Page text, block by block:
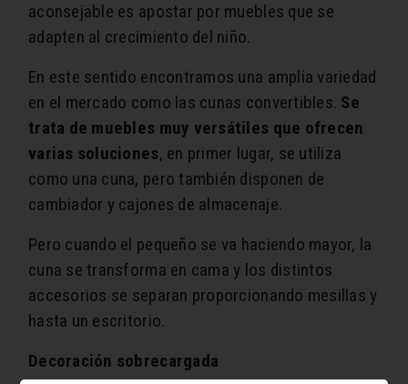
aconsejable es apostar por muebles que se
adapten al crecimiento del niño.
En este sentido encontramos una amplia variedad
en el mercado como las cunas convertibles. Se
trata de muebles muy versátiles que ofrecen
varias soluciones, en primer lugar, se utiliza
como una cuna, pero también disponen de
cambiador y cajones de almacenaje.
Pero cuando el pequeño se va haciendo mayor, la
cuna se transforma en cama y los distintos
accesorios se separan proporcionando mesillas y
hasta un escritorio.
Decoración sobrecargada